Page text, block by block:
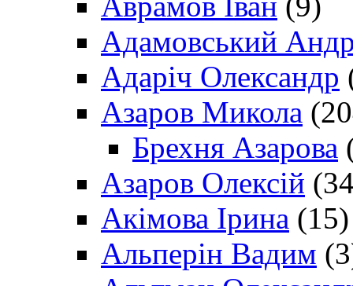
Адамовський
Адаріч Олександр
Азаров Микола
Брехня Азарова
Азаров Олексій
Акімова Ірина (15)
Альперін Вадим